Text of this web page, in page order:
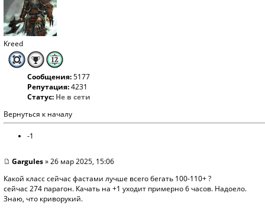
Kreed
Сообщения:5177
Репутация:4231
Статус: Не в сети
Вернуться к началу
-1
Gargules» 26 мар 2025, 15:06
Какой класс сейчас фастами лучше всего бегать 100-110+ ?
сейчас 274 парагон. Качать на +1 уходит примерно 6 часов. Надоело.
Знаю, что криворукий.